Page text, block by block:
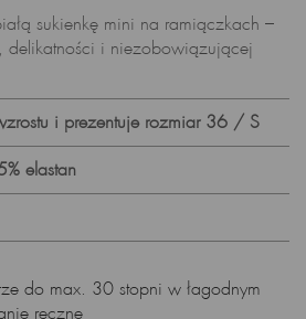
sukienkę mini na ramiączkach –
delikatności i niezobowiązującej
połączy wygodę z wyjątkowym
unikalny akcent.
bawełniana dzianina (95%
do sylwetki
i prezentuje rozmiar 36 / S
elastan
do max. 30 stopni w łagodnym
ręczne